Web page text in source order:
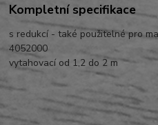
Kompletní specifikace
s redukcí - také použitelné pro
4052000
vytahovací od 1,2 do 2 m